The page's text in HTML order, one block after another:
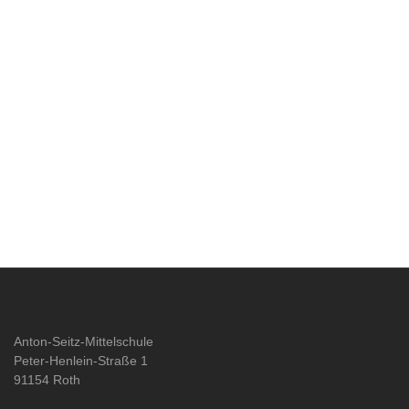
Anton-Seitz-Mittelschule
Peter-Henlein-Straße 1
91154 Roth